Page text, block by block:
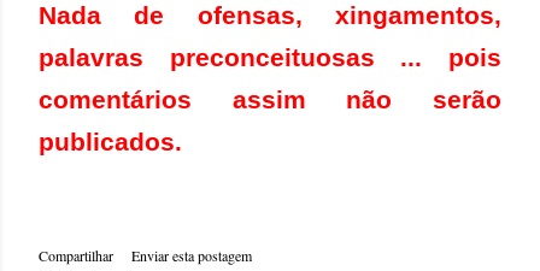
Nada de ofensas, xingamentos,
palavras preconceituosas ... pois
comentários assim não serão
publicados.
Compartilhar
Enviar esta postagem